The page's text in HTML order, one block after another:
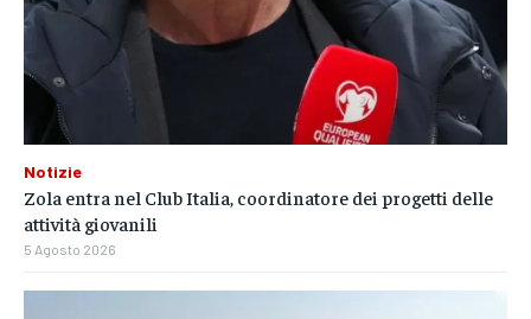
Notizie
Zola entra nel Club Italia, coordinatore dei progetti delle
attività giovanili
5 Agosto 2026